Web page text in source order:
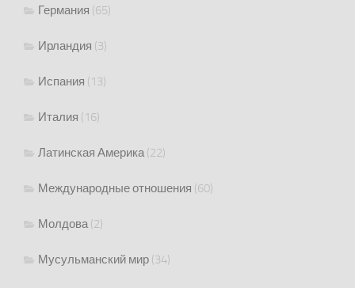
Германия (65)
Ирландия (3)
Испания (13)
Италия (16)
Латинская Америка(22)
Международные отношения (60)
Молдова(2)
Мусульманский мир (34)